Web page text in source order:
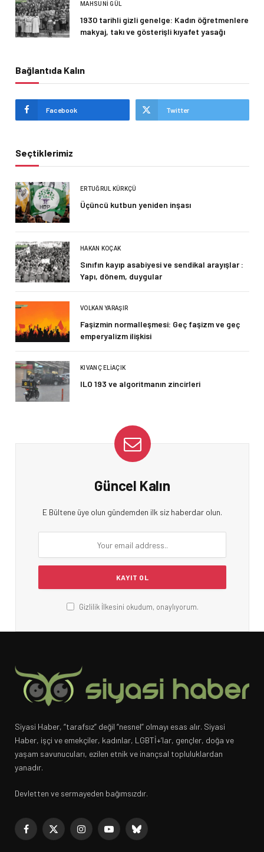
MAHSUNI GÜL
1930 tarihli gizli genelge: Kadın öğretmenlere
makyaj, takı ve gösterişli kıyafet yasağı
Bağlantıda Kalın
Facebook Twitter
Seçtiklerimiz
ERTUĞRUL KÜRKÇÜ
Üçüncü kutbun yeniden inşası
HAKAN KOÇAK
Sınıfın kayıp asabiyesi ve sendikal arayışlar :
Yapı, dönem, duygular
VOLKAN YARAŞIR
Faşizmin normalleşmesi: Geç faşizm ve geç
emperyalizm ilişkisi
KIVANÇ ELIAÇIK
ILO 193 ve algoritmanın zincirleri
Güncel Kalın
E Bültene üye olun gündemden ilk siz haberdar olun.
Gizlilik İlkesini okudum, onaylıyorum.
Siyasi Haber, “tarafsız” değil “nesnel” olmayı esas alır. Siyasi
Haber, işçi ve emekçiler, kadınlar, LGBTİ+’lar, gençler, doğa ve
yaşam savunucuları, ezilen etnik ve inançsal topluluklardan
yanadır.
Devletten ve sermayeden bağımsızdır.
Facebook
X
InstagramYouTubeBluesky